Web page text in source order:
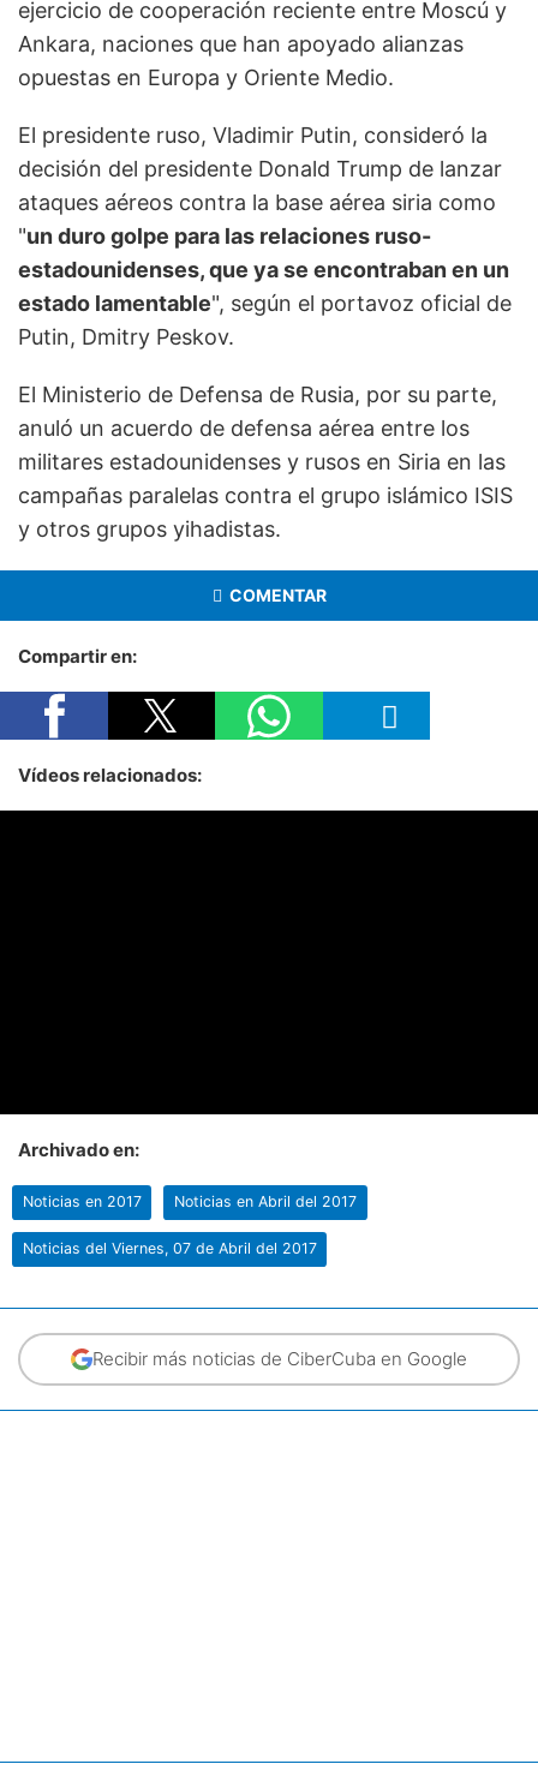
ejercicio de cooperación reciente entre Moscú y
Ankara, naciones que han apoyado alianzas
opuestas en Europa y Oriente Medio.
El presidente ruso, Vladimir Putin, consideró la
decisión del presidente Donald Trump de lanzar
ataques aéreos contra la base aérea siria como
"un duro golpe para las relaciones ruso-
estadounidenses, que ya se encontraban en un
estado lamentable", según el portavoz oficial de
Putin, Dmitry Peskov.
El Ministerio de Defensa de Rusia, por su parte,
anuló un acuerdo de defensa aérea entre los
militares estadounidenses y rusos en Siria en las
campañas paralelas contra el grupo islámico ISIS
y otros grupos yihadistas.
COMENTAR
Compartir en:
Vídeos relacionados:
Archivado en:
Noticias en 2017 Noticias en Abril del 2017
Noticias del Viernes, 07 de Abril del 2017
Recibir más noticias de CiberCuba en Google